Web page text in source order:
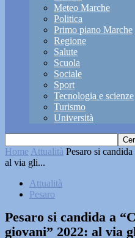
Meteo Marche
Politica
Primo piano Marche
Regione
Salute
Scuola
Sociale
Sport
Tecnologia e scienze
Turismo
Università
Home Attualità Pesaro si
al via gli...
Attualità
Pesaro
Pesaro si candida a
giovani” 2022: al via